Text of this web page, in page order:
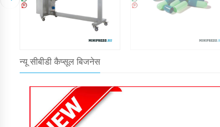
न्यू सीबीडी कैप्सूल बिजनेस